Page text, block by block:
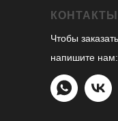
КОНТАКТЫ
Чтобы
напишите нам: